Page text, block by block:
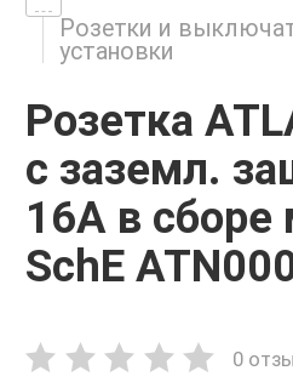
Розетки и
установки
Розетка
с заземл.
16А в сборе
SchE
0